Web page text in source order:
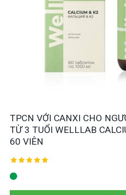
TPCN VỚI CANXI CHO
TỪ 3 TUỔI WELLLAB
60 VIÊN
hạng